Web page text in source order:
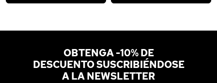
OBTENGA -10% DE
DESCUENTO SUSCRIBIÉNDOSE
A LA NEWSLETTER